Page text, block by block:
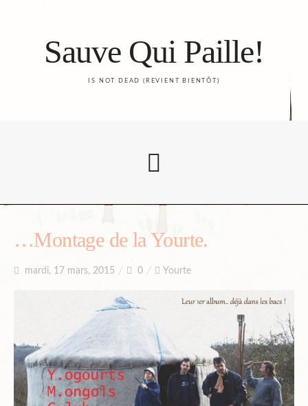
Sauve Qui Paille!
IS NOT DEAD (REVIENT BIENTÔT)
Accueil
Le Blog
Planning
Chantiers en cours et à venir.
…Montage de la Yourte.
mardi, 17 mars, 2015 0 Yourte